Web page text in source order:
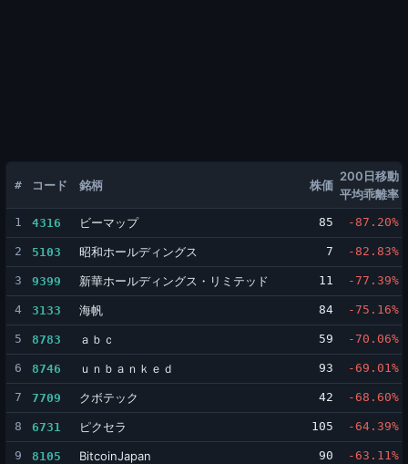
# コード 銘柄 株価
200日移動
平均乖離率
1 4316 ビーマップ 85 -87.20%
2 5103 昭和ホールディングス 7 -82.83%
3 9399 新華ホールディングス・リミテッド 11 -77.39%
4 3133 海帆 84 -75.16%
5 8783 ａｂｃ 59 -70.06%
6 8746 ｕｎｂａｎｋｅｄ 93 -69.01%
7 7709 クボテック 42 -68.60%
8 6731 ピクセラ 105 -64.39%
9 8105 BitcoinJapan 90 -63.11%